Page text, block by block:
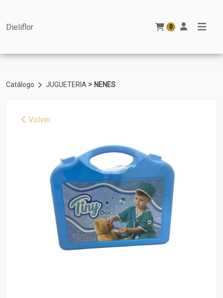
Dieliflor 0
Catálogo JUGUETERIA > NENES
Volver